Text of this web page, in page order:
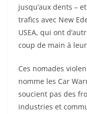
jusqu’aux dents –
trafics avec New
USEA, qui ont
coup de main à
Ces nomades
nomme les Car
soucient pas des
industries et